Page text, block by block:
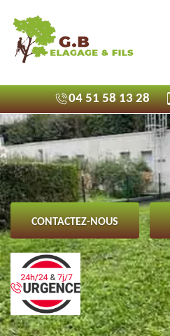
04 51 58 13 28
CONTACTEZ-NOUS